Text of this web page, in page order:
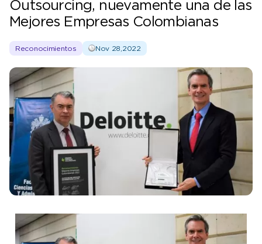
Outsourcing, nuevamente una de las
Mejores Empresas Colombianas
Reconocimientos Nov 28,2022